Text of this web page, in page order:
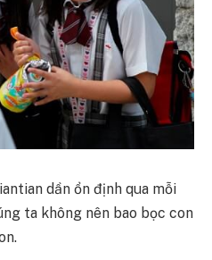
dần ổn định qua mỗi
ta không nên bao bọc con